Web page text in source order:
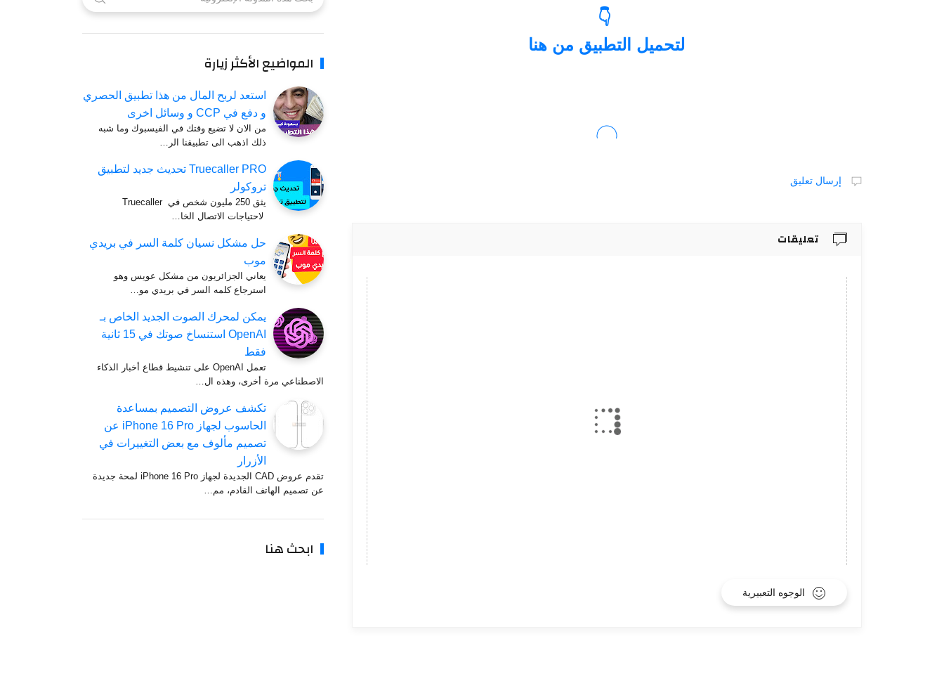
👇
لتحميل التطبيق من هنا
إرسال تعليق
تعليقات
الوجوه التعبيرية
المواضيع الأكثر زيارة
استعد لربح المال من هذا تطبيق الحصري
و دفع في CCP و وسائل اخرى
من الان لا تضيع وقتك في الفيسبوك وما شبه
ذلك اذهب الى تطبيقنا الر…
Truecaller PRO تحديث جديد لتطبيق
تروكولر
يثق 250 مليون شخص في Truecaller
لاحتياجات الاتصال الخا…
حل ‏مشكل ‏نسيان ‏كلمة ‏السر ‏في ‏بريدي
‏موب
يعاني الجزائريون من مشكل عويس وهو
استرجاع كلمه السر في بريدي مو…
يمكن لمحرك الصوت الجديد الخاص بـ
OpenAI استنساخ صوتك في 15 ثانية
فقط
تعمل OpenAI على تنشيط قطاع أخبار الذكاء
الاصطناعي مرة أخرى، وهذه ال…
تكشف عروض التصميم بمساعدة
الحاسوب لجهاز iPhone 16 Pro عن
تصميم مألوف مع بعض التغييرات في
الأزرار
تقدم عروض CAD الجديدة لجهاز iPhone 16 Pro لمحة جديدة
عن تصميم الهاتف القادم، مم…
ابحث هنا